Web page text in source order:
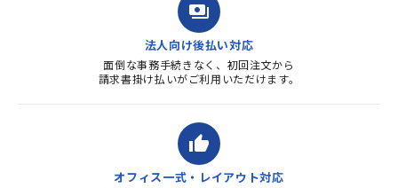
payments
法人向け後払い対応
面倒な事務手続きなく、初回注文から
請求書掛け払いがご利用いただけます。
thumb_up
オフィス一式・レイアウト対応